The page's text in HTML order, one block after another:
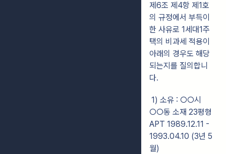
제6조 제4항 제1호
의 규정에서 부득이
한 사유로 1세대1주
택의 비과세 적용이
아래의 경우도 해당
되는지를 질의합니
다.
1) 소유 : ○○시
○○동 소재 23평형
APT 1989.12.11 -
1993.04.10 (3년 5
월)